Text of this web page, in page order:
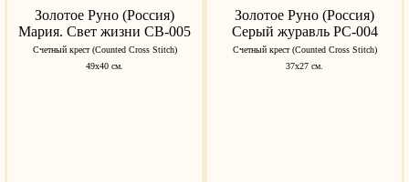
Золотое Руно (Россия)
Мария. Свет жизни СВ-005
Счетный крест (Counted Cross Stitch)
49х40 см.
Золотое Руно (Россия)
Серый журавль РС-004
Счетный крест (Counted Cross Stitch)
37х27 см.